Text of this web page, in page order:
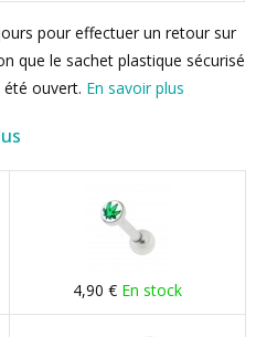
pour effectuer un retour sur
que le sachet plastique sécurisé
ouvert. En savoir plus
4,90 € En stock